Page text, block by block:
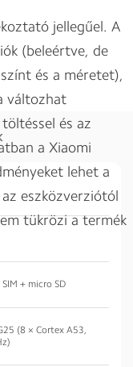
jellegűel. A
(beleértve, de
és a méretet),
változhat
és az
a Xiaomi
lehet a
eszközverziótól
tükrözi a termék
+ micro SD
(8 × Cortex A53,